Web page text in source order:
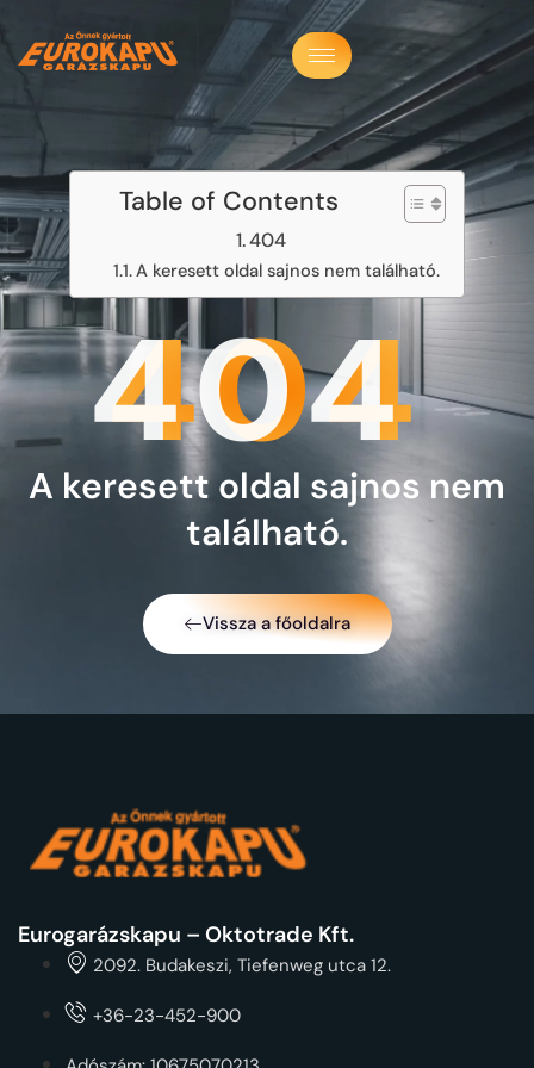
Table of Contents
404
A keresett oldal sajnos nem található.
404
A keresett oldal sajnos nem
található.
Vissza a főoldalra
Eurogarázskapu – Oktotrade Kft.
2092. Budakeszi, Tiefenweg utca 12.
+36-23-452-900